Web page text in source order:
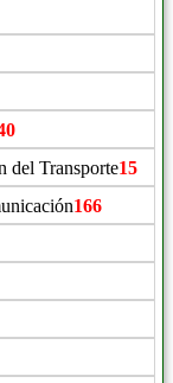
del Transporte15
166